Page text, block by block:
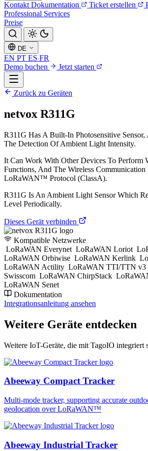
Kontakt Dokumentation Ticket erstellen
Professional Services
Preise
DE
EN PT ES FR
Demo buchen
Jetzt starten
Zurück zu Geräten
netvox R311G
R311G Has A Built-In Photosensitive
The Detection Of Ambient Light Intensity.
It Can Work With Other Devices To Perform
Functions, And The Wireless Communication
LoRaWAN™ Protocol (ClassA).
R311G Is An Ambient Light Sensor Which
Level Periodically.
Dieses Gerät verbinden
Kompatible Netzwerke
LoRaWAN Everynet LoRaWAN Loriot
LoRaWAN Orbiwise LoRaWAN Kerlink
LoRaWAN Actility LoRaWAN TTI/TTN v3
Swisscom LoRaWAN ChirpStack
LoRaWAN Senet
Dokumentation
Integrationsanleitung ansehen
Weitere Geräte entdecken
Weitere IoT-Geräte, die mit TagoIO integriert
Abeeway Compact Tracker
Multi-mode tracker, supporting accurate
geolocation over LoRaWAN™
Abeeway Industrial Tracker